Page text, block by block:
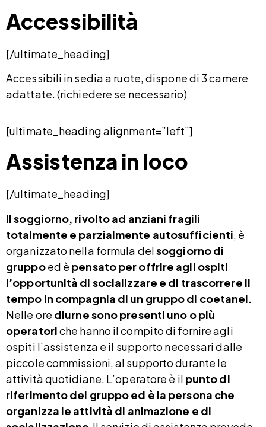
Accessibilità
[/ultimate_heading]
Accessibili in sedia a ruote, dispone di 3 camere
adattate. (richiedere se necessario)
[ultimate_heading alignment=”left”]
Assistenza in loco
[/ultimate_heading]
Il soggiorno, rivolto ad anziani fragili
totalmente e parzialmente autosufficienti, è
organizzato nella formula delsoggiorno di
gruppoed è pensato per offrire agli ospiti
l’opportunità di socializzare e di trascorrere il
tempo in compagnia di un gruppo di coetanei.
Nelle ore diurne sono presenti uno o più
operatoriche hanno il compito di fornire agli
ospiti l’assistenza e il supporto necessari dalle
piccole commissioni, al supporto durante le
attività quotidiane. L’operatore è il punto di
riferimento del gruppo ed è la persona che
organizza le attività di animazione e di